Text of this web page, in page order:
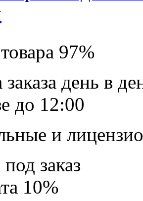
97%
день в
до 12:00
и
заказ
10%